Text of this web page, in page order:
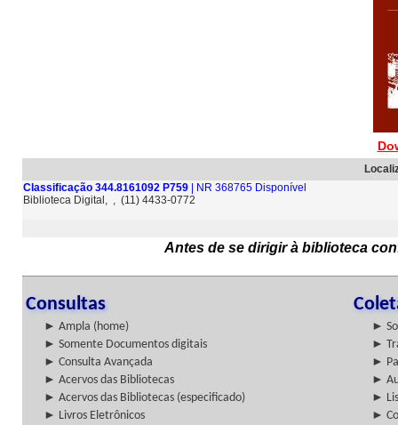
Classificação 344.8161092 P759 | NR 368765 Disponível
Biblioteca Digital, , (11) 4433-0772
Antes de se dirigir à biblioteca
Consultas
► Ampla (home)
►
► Somente Documentos digitais
►
► Consulta Avançada
►
► Acervos das Bibliotecas
►
► Acervos das Bibliotecas (especificado)
►
► Livros Eletrônicos
►